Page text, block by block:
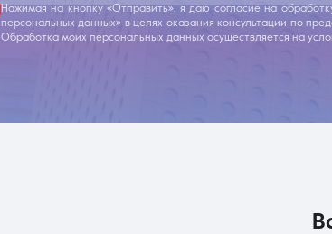
Нажимая на кнопку «Отправить», я даю согласие на
персональных данных» в целях оказания консультации по
Обработка моих персональных данных осуществляется на